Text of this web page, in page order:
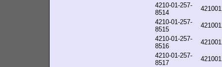
4210-01-257-
8514
4210-01-257-
8515
4210-01-257-
8516
4210-01-257-
8517